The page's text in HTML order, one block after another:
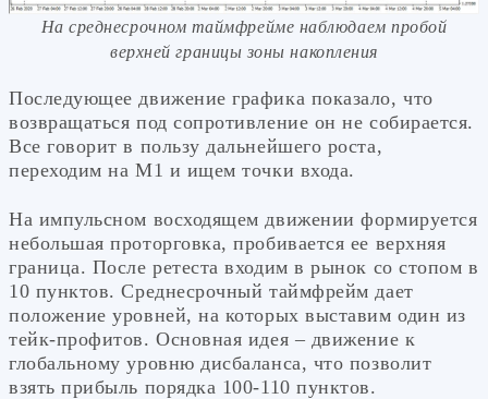
На среднесрочном таймфрейме наблюдаем пробой
верхней границы зоны накопления
Последующее движение графика показало, что
возвращаться под сопротивление он не собирается.
Все говорит в пользу дальнейшего роста,
переходим на М1 и ищем точки входа.
На импульсном восходящем движении формируется
небольшая проторговка, пробивается ее верхняя
граница. После ретеста входим в рынок со стопом в
10 пунктов. Среднесрочный таймфрейм дает
положение уровней, на которых выставим один из
тейк-профитов. Основная идея – движение к
глобальному уровню дисбаланса, что позволит
взять прибыль порядка 100-110 пунктов.